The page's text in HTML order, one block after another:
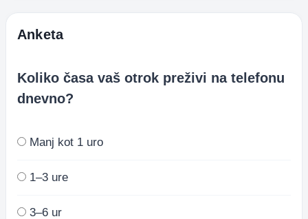
Anketa
Koliko časa vaš otrok preživi na telefonu
dnevno?
Manj kot 1 uro
1–3 ure
3–6 ur